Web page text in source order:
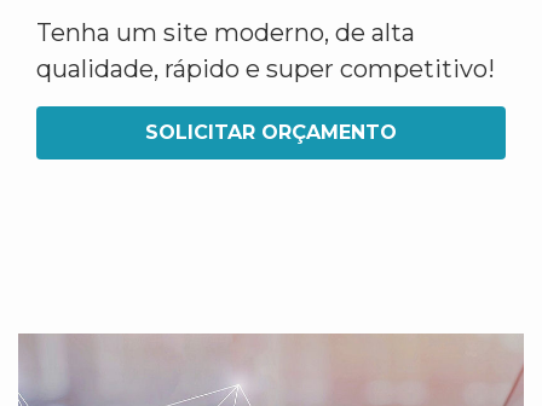
Tenha um site moderno, de alta
qualidade, rápido e super competitivo!
SOLICITAR ORÇAMENTO